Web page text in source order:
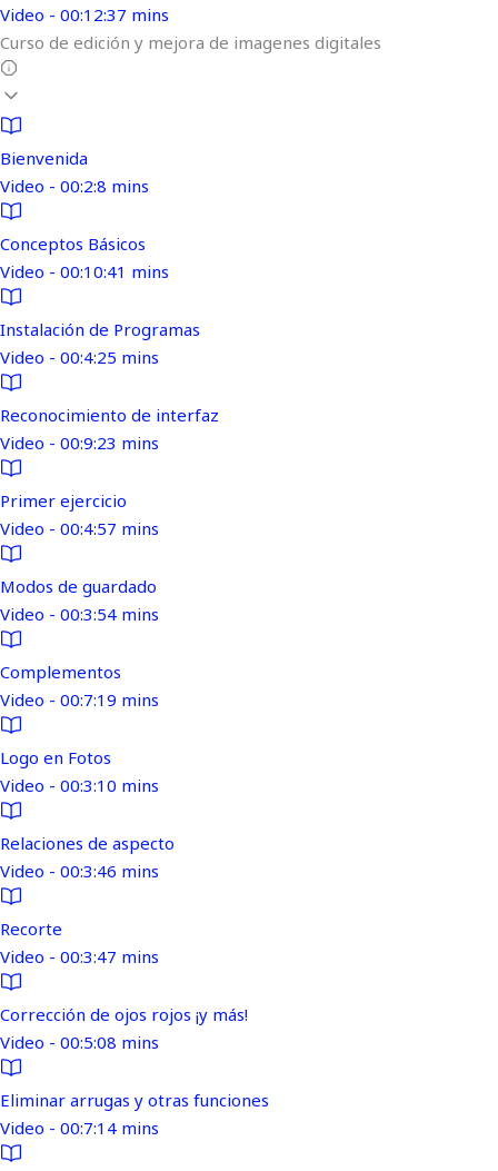
Video - 00:12:37 mins
Curso de edición y mejora de imagenes digitales
Bienvenida
Video - 00:2:8 mins
Conceptos Básicos
Video - 00:10:41 mins
Instalación de Programas
Video - 00:4:25 mins
Reconocimiento de interfaz
Video - 00:9:23 mins
Primer ejercicio
Video - 00:4:57 mins
Modos de guardado
Video - 00:3:54 mins
Complementos
Video - 00:7:19 mins
Logo en Fotos
Video - 00:3:10 mins
Relaciones de aspecto
Video - 00:3:46 mins
Recorte
Video - 00:3:47 mins
Corrección de ojos rojos ¡y más!
Video - 00:5:08 mins
Eliminar arrugas y otras funciones
Video - 00:7:14 mins